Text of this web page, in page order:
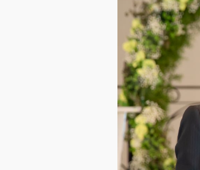
赤坂 アプローズスクエア迎賓館